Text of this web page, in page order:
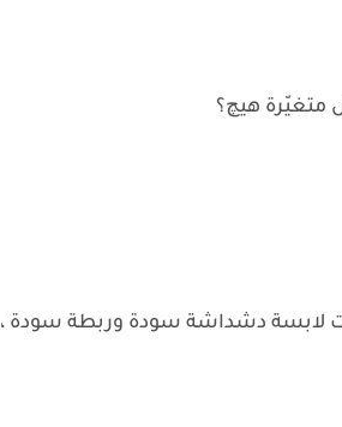
متغيّرة هيچ؟
لابسة دشداشة سودة وربطة سودة ،